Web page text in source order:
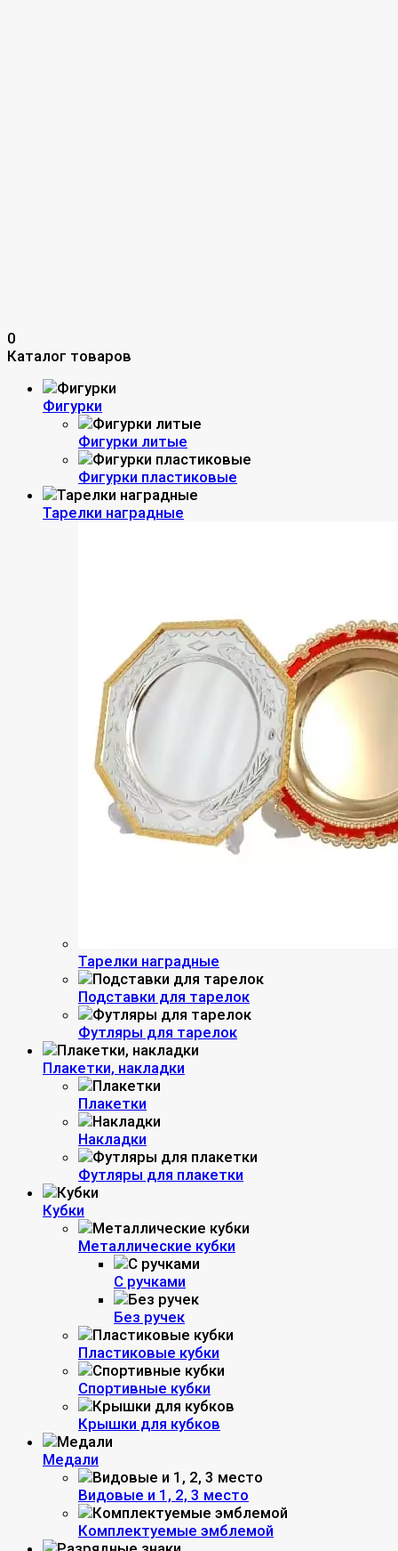
0
Каталог товаров
Фигурки
Фигурки литые
Фигурки пластиковые
Тарелки наградные
Тарелки наградные
Подставки для тарелок
Футляры для тарелок
Плакетки, накладки
Плакетки
Накладки
Футляры для плакетки
Кубки
Металлические кубки
С ручками
Без ручек
Пластиковые кубки
Спортивные кубки
Крышки для кубков
Медали
Видовые и 1, 2, 3 место
Комплектуемые эмблемой